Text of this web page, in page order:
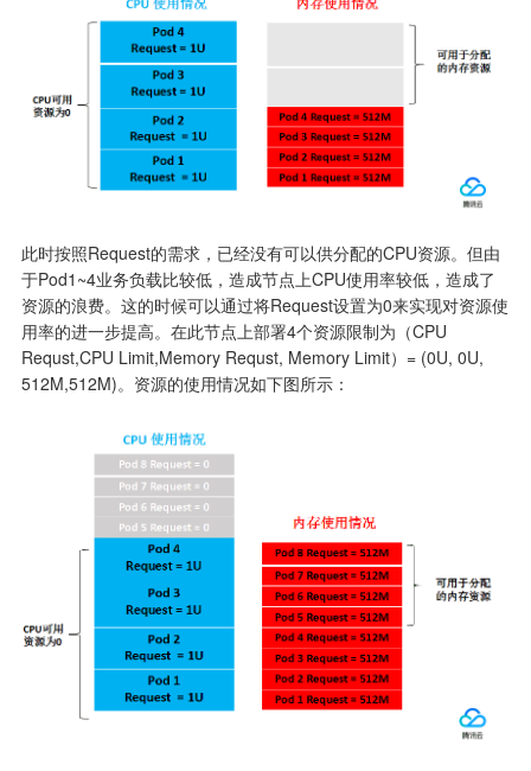
此时按照Request的需求，已经没有可以供分配的CPU资源。但由
于Pod1~4业务负载比较低，造成节点上CPU使用率较低，造成了
资源的浪费。这的时候可以通过将Request设置为0来实现对资源使
用率的进一步提高。在此节点上部署4个资源限制为（CPU
Requst,CPU Limit,Memory Requst, Memory Limit）= (0U, 0U,
512M,512M)。资源的使用情况如下图所示：